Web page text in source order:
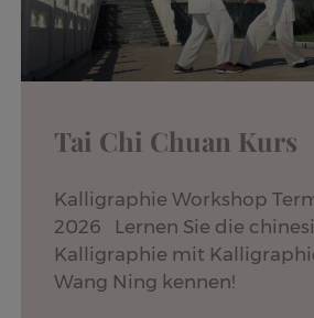
Tai Chi Chuan Kurs
Kalligraphie Workshop
2026 Lernen Sie die
Kalligraphie mit
Wang Ning kennen!